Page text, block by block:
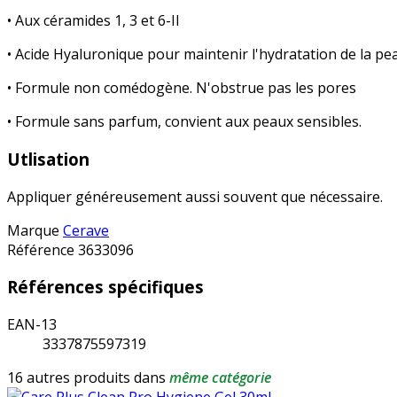
• Aux céramides 1, 3 et 6-II
• Acide Hyaluronique pour maintenir l'hydratation de la
• Formule non comédogène. N'obstrue pas les pores
• Formule sans parfum, convient aux peaux sensibles.
Utlisation
Appliquer généreusement aussi souvent que nécessaire.
Marque Cerave
Référence 3633096
Références spécifiques
EAN-13
3337875597319
16 autres produits dans même catégorie